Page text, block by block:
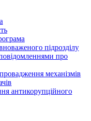
підрозділу
про
механізмів
антикорупційного